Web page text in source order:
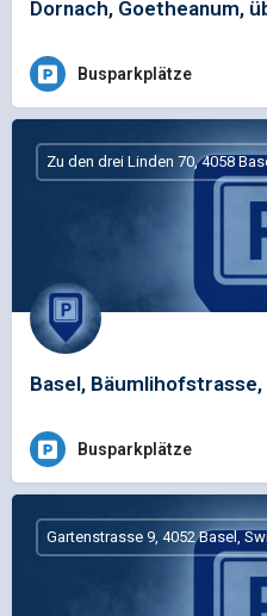
Dornach, Goetheanum,
Busparkplätze
Basel, Bäumlihofstrasse,
Zu den drei Linden 70, 4058
Busparkplätze
Gartenstrasse 9, 4052 Basel,